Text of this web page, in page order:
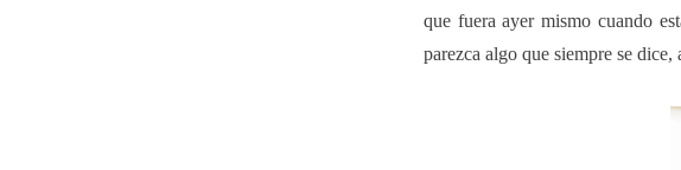
que fuera ayer mismo cuando
parezca algo que siempre se